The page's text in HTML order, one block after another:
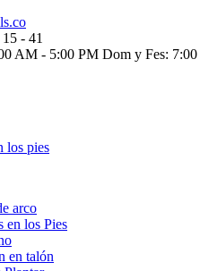
- 41
AM - 5:00 PM Dom y Fes:
los pies
arco
en los Pies
en talón